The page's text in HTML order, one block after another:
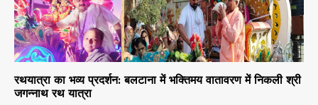
रथयात्रा का भव्य प्रदर्शन: बलटाना में भक्तिमय वातावरण में निकली श्री
जगन्नाथ रथ यात्रा